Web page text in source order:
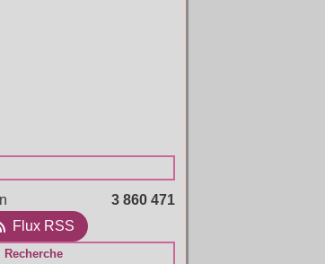
3 860 471
Flux RSS
Recherche